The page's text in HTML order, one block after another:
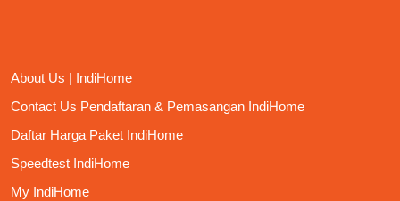
About Us | IndiHome
Contact Us Pendaftaran & Pemasangan IndiHome
Daftar Harga Paket IndiHome
Speedtest IndiHome
My IndiHome